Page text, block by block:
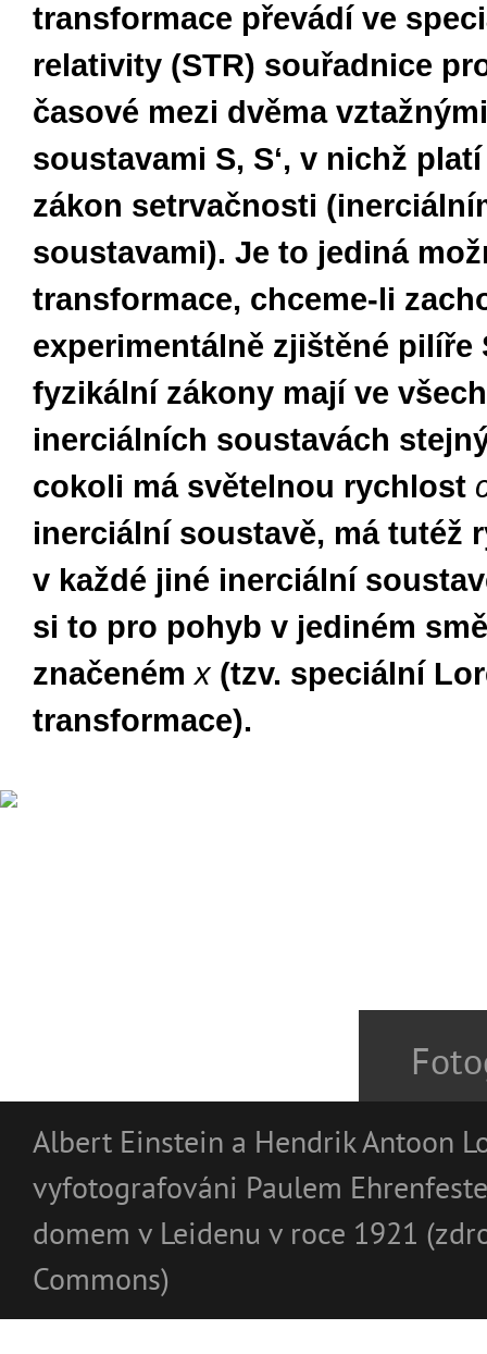
transformace převádí ve
relativity (STR) souřadnice
časové mezi dvěma vztažnými
soustavami S, S‘, v nichž
zákon setrvačnosti
soustavami). Je to jediná
transformace, chceme-li
experimentálně zjištěné pilíře
fyzikální zákony mají ve všech
inerciálních soustavách
cokoli má světelnou rychlost
inerciální soustavě, má tutéž
v každé jiné inerciální
si to pro pohyb v jediném
značeném x (tzv. speciální
transformace).
Albert Einstein a Hendrik Antoon
vyfotografováni Paulem
domem v Leidenu v roce 1921
Commons)